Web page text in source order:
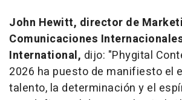
John Hewitt, director de
Comunicaciones
International, dijo: "Phygital
2026 ha puesto de manifiesto el
talento, la determinación y el